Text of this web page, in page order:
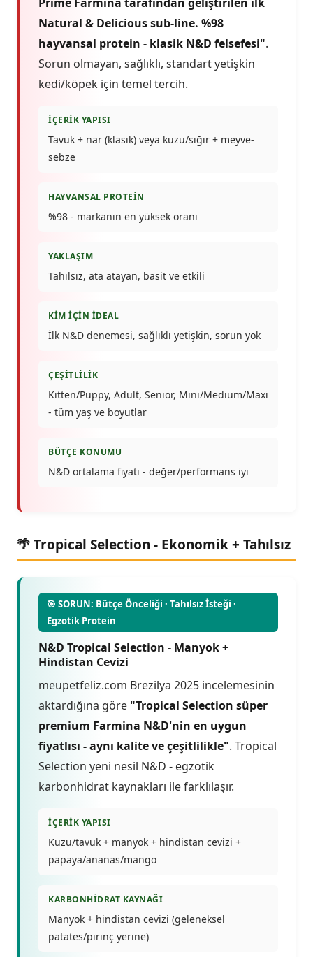
Natural & Delicious sub-line. %98
hayvansal protein - klasik N&D felsefesi".
Sorun olmayan, sağlıklı, standart yetişkin
kedi/köpek için temel tercih.
İÇERIK YAPISI
Tavuk + nar (klasik) veya kuzu/sığır + meyve-
sebze
HAYVANSAL PROTEIN
%98 - markanın en yüksek oranı
YAKLAŞIM
Tahılsız, ata atayan, basit ve etkili
KIM İÇIN İDEAL
İlk N&D denemesi, sağlıklı yetişkin, sorun yok
ÇEŞITLILIK
Kitten/Puppy, Adult, Senior, Mini/Medium/Maxi
- tüm yaş ve boyutlar
BÜTÇE KONUMU
N&D ortalama fiyatı - değer/performans iyi
🌴 Tropical Selection - Ekonomik + Tahılsız
🎯 SORUN: Bütçe Önceliği · Tahılsız İsteği ·
Egzotik Protein
N&D Tropical Selection - Manyok +
Hindistan Cevizi
meupetfeliz.com Brezilya 2025 incelemesinin
aktardığına göre "Tropical Selection süper
premium Farmina N&D'nin en uygun
fiyatlısı - aynı kalite ve çeşitlilikle". Tropical
Selection yeni nesil N&D - egzotik
karbonhidrat kaynakları ile farklılaşır.
İÇERIK YAPISI
Kuzu/tavuk + manyok + hindistan cevizi +
papaya/ananas/mango
KARBONHIDRAT KAYNAĞI
Manyok + hindistan cevizi (geleneksel
patates/pirinç yerine)